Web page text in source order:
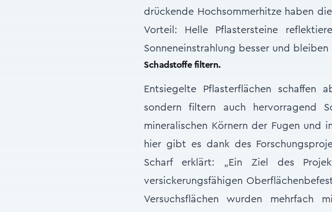
drückende Hochsommerhitze haben
Vorteil: Helle Pflastersteine
Sonneneinstrahlung besser und
Schadstoffe filtern.
Entsiegelte Pflasterflächen schaffen
sondern filtern auch hervorragend
mineralischen Körnern der Fugen und
hier gibt es dank des
Scharf erklärt: „Ein Ziel des
versickerungsfähigen
Versuchsflächen wurden mehrfach